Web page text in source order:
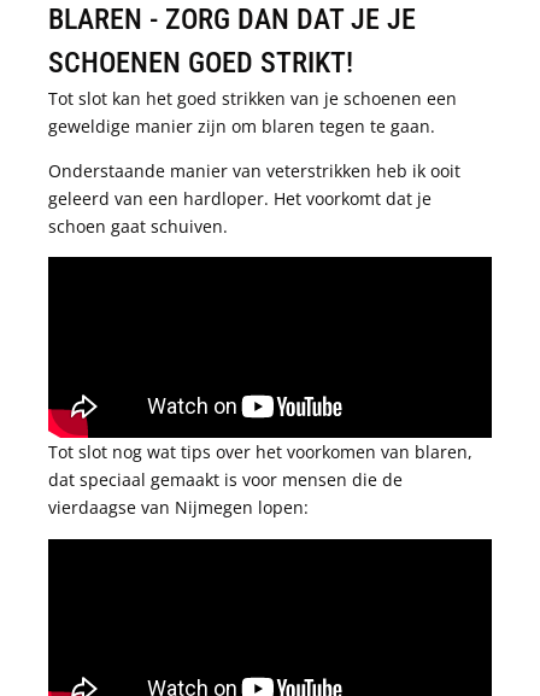
BLAREN - ZORG DAN DAT JE JE
SCHOENEN GOED STRIKT!
Tot slot kan het goed strikken van je schoenen een
geweldige manier zijn om blaren tegen te gaan.
Onderstaande manier van veterstrikken heb ik ooit
geleerd van een hardloper. Het voorkomt dat je
schoen gaat schuiven.
Tot slot nog wat tips over het voorkomen van blaren,
dat speciaal gemaakt is voor mensen die de
vierdaagse van Nijmegen lopen: